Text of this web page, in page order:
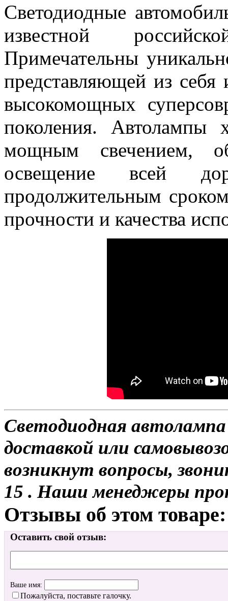
Светодиодные
известной
Примечательны
представляющей из себя
высокомощных
поколения. Автолампы
мощным свечением,
освещение всей
продолжительным
прочности и качества
Светодиодная
доставкой или
возникнут вопросы,
15 . Наши менеджеры
Отзывы об этом товаре:
Оставить свой отзыв:
Ваше имя:
Пожалуйста, поставьте галочку.